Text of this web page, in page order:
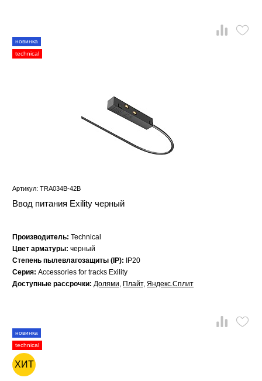
новинка
technical
Артикул: TRA034B-42B
Ввод питания Exility черный
Производитель: Technical
Цвет арматуры: черный
Степень пылевлагозащиты (IP):
IP20
Серия: Accessories for tracks Exility
Доступные рассрочки: Долями, Плайт, Яндекс.Сплит
новинка
technical
ХИТ